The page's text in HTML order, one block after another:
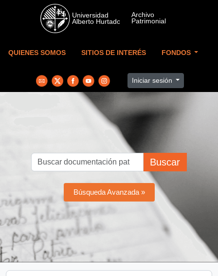
Skip to main content
QUIENES SOMOS SITIOS DE INTERÉS FONDOS
Iniciar sesión
Buscar
Búsqueda Avanzada »